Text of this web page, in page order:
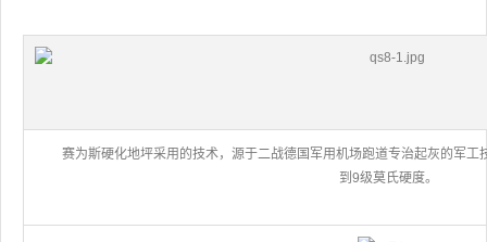
赛为斯硬化地坪采用的技术，源于二战德国军用机场跑道专治起灰的军工
到9级莫氏硬度。